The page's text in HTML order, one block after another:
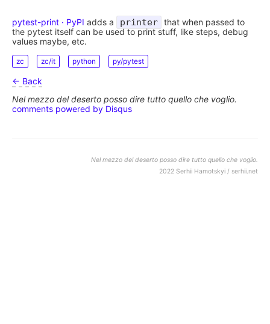
pytest-print · PyPI adds a printer that when passed to
the pytest itself can be used to print stuff, like steps, debug
values maybe, etc.
zc zc/it python py/pytest
← Back
Nel mezzo del deserto posso dire tutto quello che voglio.
comments powered by Disqus
Nel mezzo del deserto posso dire tutto quello che voglio.
2022 Serhii Hamotskyi / serhii.net